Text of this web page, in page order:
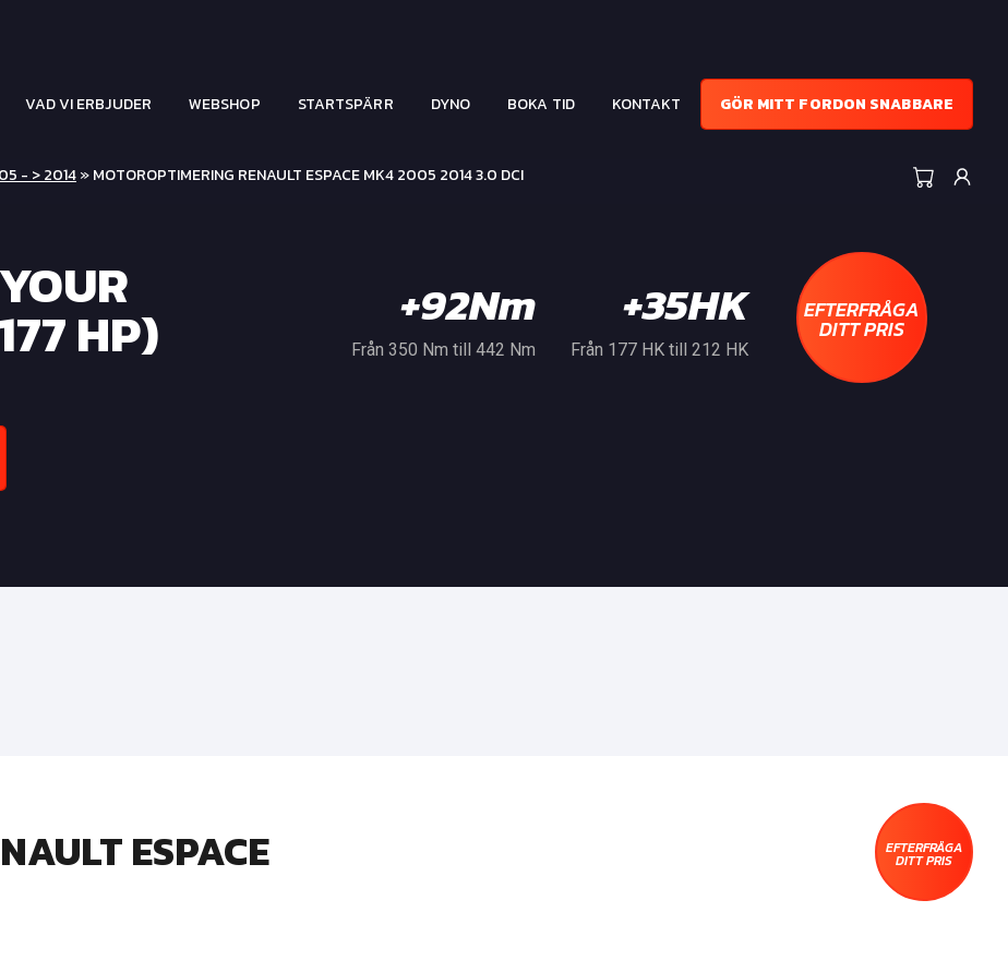
VAD VI ERBJUDER WEBSHOP STARTSPÄRR DYNO BOKA TID KONTAKT GÖR MITT FORDON SNABBARE
- > 2014» MOTOROPTIMERING RENAULT ESPACE MK4 2005 2014 3.0 DCI
HP) +92Nm
Från 350 Nm till 442 Nm
+35HK
Från 177 HK till 212 HK
EFTERFRÅGA
DITT PRIS
ESPACE EFTERFRÅGA
DITT PRIS